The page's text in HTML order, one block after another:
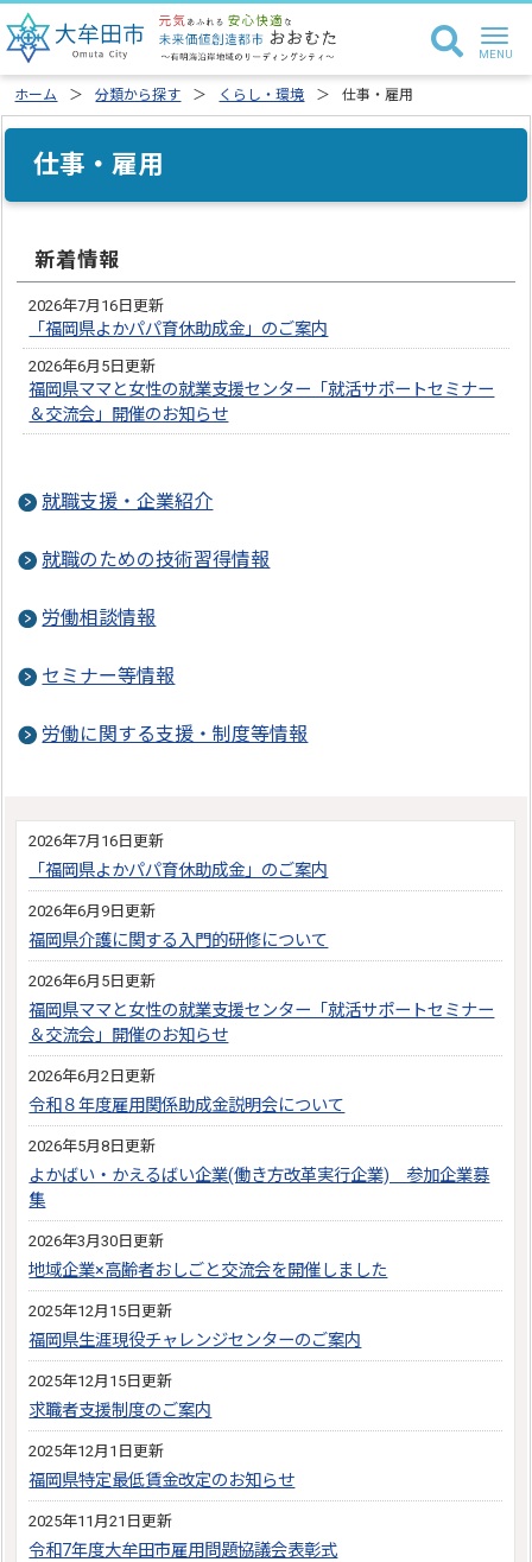
ホーム 分類から探す くらし・環境 仕事・雇用
仕事・雇用
新着情報
2026年7月16日更新
「福岡県よかパパ育休助成金」のご案内
2026年6月5日更新
福岡県ママと女性の就業支援センター「就活サポートセミナー
＆交流会」開催のお知らせ
就職支援・企業紹介
就職のための技術習得情報
労働相談情報
セミナー等情報
労働に関する支援・制度等情報
2026年7月16日更新
「福岡県よかパパ育休助成金」のご案内
2026年6月9日更新
福岡県介護に関する入門的研修について
2026年6月5日更新
福岡県ママと女性の就業支援センター「就活サポートセミナー
＆交流会」開催のお知らせ
2026年6月2日更新
令和８年度雇用関係助成金説明会について
2026年5月8日更新
よかばい・かえるばい企業(働き方改革実行企業) 参加企業募
集
2026年3月30日更新
地域企業×高齢者おしごと交流会を開催しました
2025年12月15日更新
福岡県生涯現役チャレンジセンターのご案内
2025年12月15日更新
求職者支援制度のご案内
2025年12月1日更新
福岡県特定最低賃金改定のお知らせ
2025年11月21日更新
令和7年度大牟田市雇用問題協議会表彰式